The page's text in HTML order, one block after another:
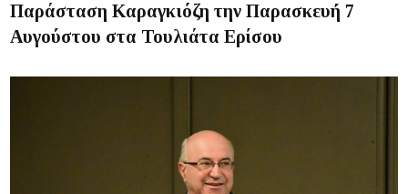
Παράσταση Καραγκιόζη την Παρασκευή 7
Αυγούστου στα Τουλιάτα Ερίσου